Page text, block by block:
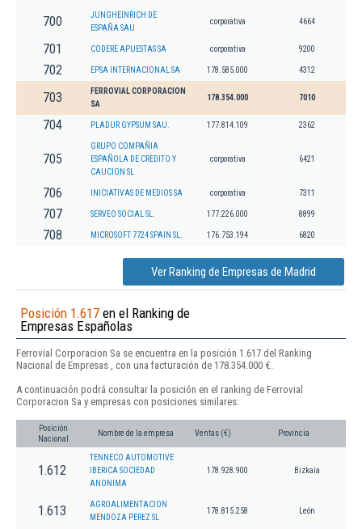
700
JUNGHEINRICH DE
ESPAÑA SAU
corporativa 4664
701 CODERE APUESTAS SA corporativa 9200
702 EPSA INTERNACIONAL SA 178.585.000 4312
703
FERROVIAL CORPORACION
SA
178.354.000 7010
704 PLADUR GYPSUM SAU. 177.814.109 2362
705
GRUPO COMPAÑIA
ESPAÑOLA DE CREDITO Y
CAUCION SL
corporativa 6421
706 INICIATIVAS DE MEDIOS SA corporativa 7311
707 SERVEO SOCIAL SL. 177.226.000 8899
708 MICROSOFT 7724 SPAIN SL. 176.753.194 6820
Ver Ranking de Empresas de Madrid
Posición 1.617 en el Ranking de
Empresas Españolas
Ferrovial Corporacion Sa se encuentra en la posición 1.617 del Ranking
Nacional de Empresas , con una facturación de 178.354.000 €.
A continuación podrá consultar la posición en el ranking de Ferrovial
Corporacion Sa y empresas con posiciones similares:
Posición
Nacional
Nombre de la empresa Ventas (€) Provincia
1.612
TENNECO AUTOMOTIVE
IBERICA SOCIEDAD
ANONIMA
178.928.900 Bizkaia
1.613
AGROALIMENTACION
MENDOZA PEREZ SL
178.815.258 León